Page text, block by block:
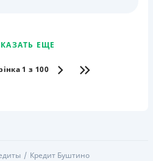
ЕЩЕ
1 з 100
Кредит Буштино